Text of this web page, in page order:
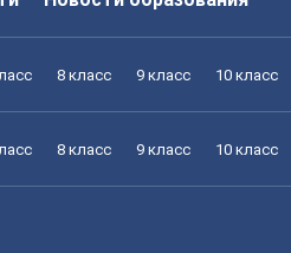
8 класс 9 класс 10 класс
8 класс 9 класс 10 класс